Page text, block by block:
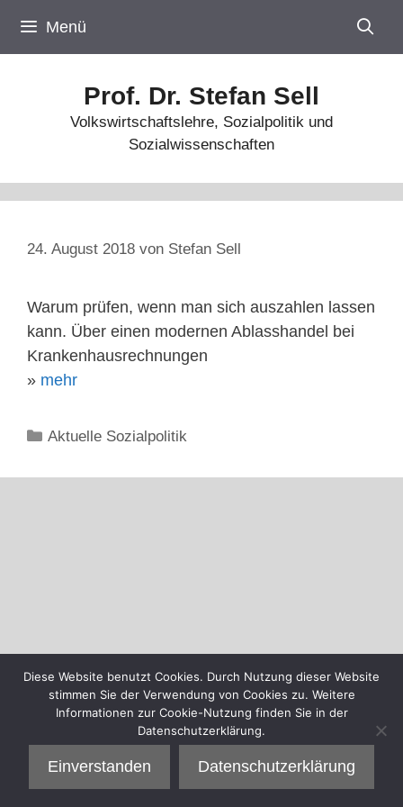
Inhalt
springen
Menü
Prof. Dr. Stefan Sell
Volkswirtschaftslehre, Sozialpolitik und
Sozialwissenschaften
24. August 2018 von Stefan Sell
Warum prüfen, wenn man sich auszahlen lassen
kann. Über einen modernen Ablasshandel bei
Krankenhausrechnungen
» mehr
Kategorien
Aktuelle Sozialpolitik
Diese Website benutzt Cookies. Durch Nutzung dieser Website
stimmen Sie der Verwendung von Cookies zu. Weitere
Informationen zur Cookie-Nutzung finden Sie in der
Datenschutzerklärung.
Einverstanden Datenschutzerklärung